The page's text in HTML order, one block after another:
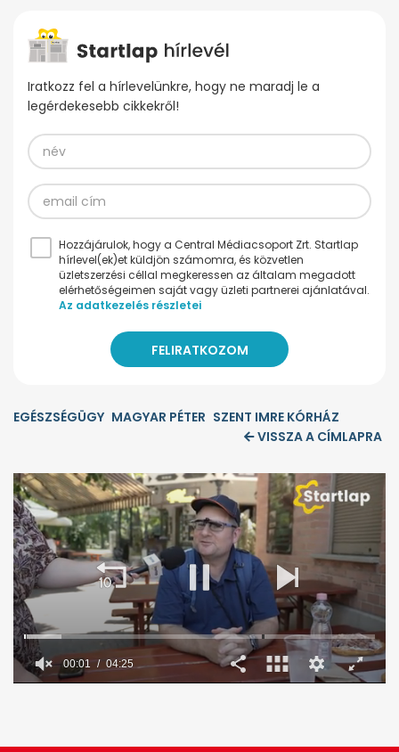
Iratkozz fel a hírlevelünkre, hogy ne maradj le a
legérdekesebb cikkekről!
Hozzájárulok, hogy a Central Médiacsoport Zrt. Startlap
hírlevel(ek)et küldjön számomra, és közvetlen
üzletszerzési céllal megkeressen az általam megadott
elérhetőségeimen saját vagy üzleti partnerei ajánlatával.
Az adatkezelés részletei
EGÉSZSÉGÜGY MAGYAR PÉTER SZENT IMRE KÓRHÁZ
VISSZA A CÍMLAPRA
minutes,